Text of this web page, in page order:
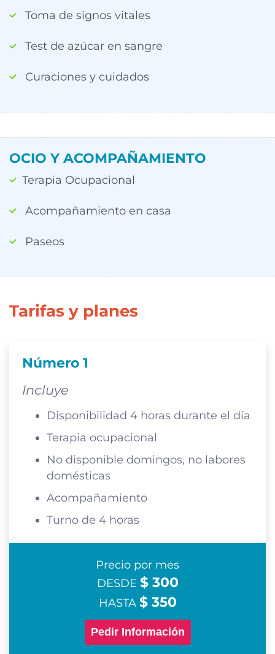
Toma de signos vitales
Test de azúcar en sangre
Curaciones y cuidados
OCIO Y ACOMPAÑAMIENTO
Terapia Ocupacional
Acompañamiento en casa
Paseos
Tarifas y planes
Número 1
Incluye
Disponibilidad 4 horas durante el día
Terapia ocupacional
No disponible domingos, no labores
domésticas
Acompañamiento
Turno de 4 horas
Precio por mes
DESDE $ 300
HASTA $ 350
Pedir Información